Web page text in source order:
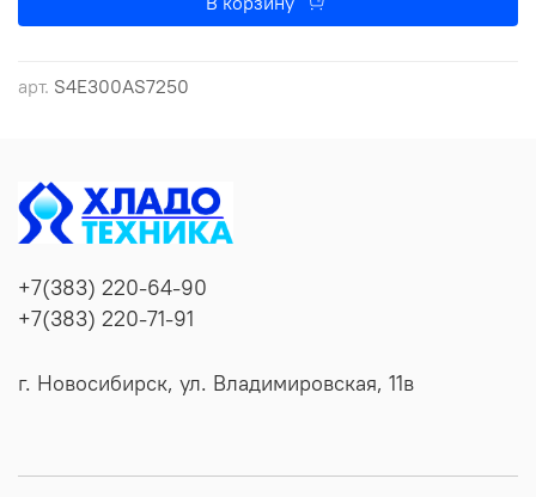
арт. S4E300АS7250
+7(383) 220-64-90
+7(383) 220-71-91
г. Новосибирск, ул. Владимировская, 11в